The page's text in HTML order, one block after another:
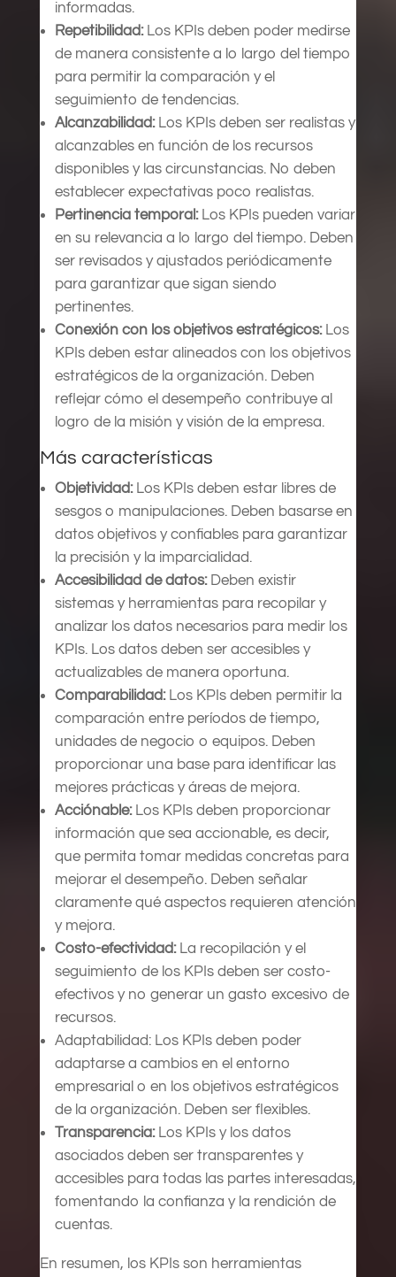
informadas.
Repetibilidad:Los KPIs deben poder medirse
de manera consistente a lo largo del tiempo
para permitir la comparación y el
seguimiento de tendencias.
Alcanzabilidad:Los KPIs deben ser realistas y
alcanzables en función de los recursos
disponibles y las circunstancias. No deben
establecer expectativas poco realistas.
Pertinencia temporal:Los KPIs pueden variar
en su relevancia a lo largo del tiempo. Deben
ser revisados y ajustados periódicamente
para garantizar que sigan siendo
pertinentes.
Conexión con los objetivos estratégicos:Los
KPIs deben estar alineados con los objetivos
estratégicos de la organización. Deben
reflejar cómo el desempeño contribuye al
logro de la misión y visión de la empresa.
Más características
Objetividad:Los KPIs deben estar libres de
sesgos o manipulaciones. Deben basarse en
datos objetivos y confiables para garantizar
la precisión y la imparcialidad.
Accesibilidad de datos:Deben existir
sistemas y herramientas para recopilar y
analizar los datos necesarios para medir los
KPIs. Los datos deben ser accesibles y
actualizables de manera oportuna.
Comparabilidad: Los KPIs deben permitir la
comparación entre períodos de tiempo,
unidades de negocio o equipos. Deben
proporcionar una base para identificar las
mejores prácticas y áreas de mejora.
Acciónable:Los KPIs deben proporcionar
información que sea accionable, es decir,
que permita tomar medidas concretas para
mejorar el desempeño. Deben señalar
claramente qué aspectos requieren atención
y mejora.
Costo-efectividad:La recopilación y el
seguimiento de los KPIs deben ser costo-
efectivos y no generar un gasto excesivo de
recursos.
Adaptabilidad: Los KPIs deben poder
adaptarse a cambios en el entorno
empresarial o en los objetivos estratégicos
de la organización. Deben ser flexibles.
Transparencia:Los KPIs y los datos
asociados deben ser transparentes y
accesibles para todas las partes interesadas,
fomentando la confianza y la rendición de
cuentas.
En resumen, los KPIs son herramientas